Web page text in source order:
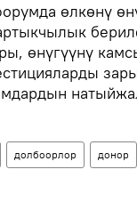
өлкөнү
өнүгүүнү
долбоорлор донор